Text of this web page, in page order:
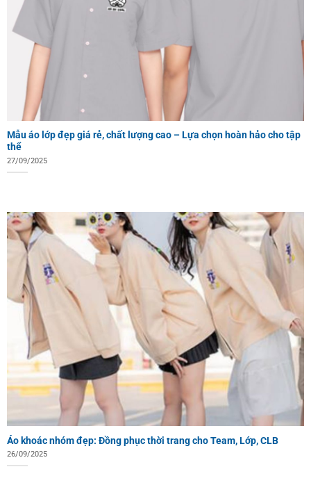
Mẫu áo lớp đẹp giá rẻ, chất lượng cao – Lựa chọn hoàn hảo cho tập
thể
27/09/2025
Áo khoác nhóm đẹp: Đồng phục thời trang cho Team, Lớp, CLB
26/09/2025